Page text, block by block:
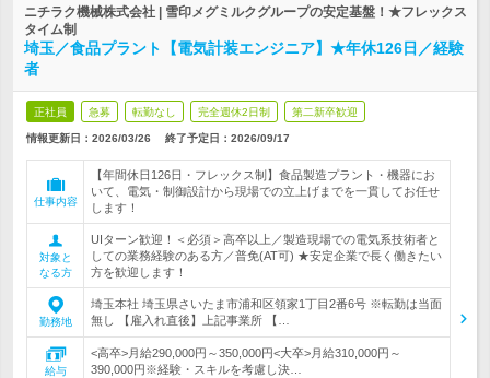
ニチラク機械株式会社 | 雪印メグミルクグループの安定基盤！★フレックス
タイム制
埼玉／食品プラント【電気計装エンジニア】★年休126日／経験
者
正社員 急募 転勤なし 完全週休2日制 第二新卒歓迎
情報更新日：2026/03/26 終了予定日： 2026/09/17
仕事内容
【年間休日126日・フレックス制】食品製造プラント・機器にお
いて、電気・制御設計から現場での立上げまでを一貫してお任せ
します！
対象と
なる方
UIターン歓迎！＜必須＞高卒以上／製造現場での電気系技術者と
しての業務経験のある方／普免(AT可) ★安定企業で長く働きたい
方を歓迎します！
勤務地
埼玉本社 埼玉県さいたま市浦和区領家1丁目2番6号 ※転勤は当面
無し 【雇入れ直後】上記事業所 【…
給与
<高卒>月給290,000円～350,000円<大卒>月給310,000円～
390,000円※経験・スキルを考慮し決…